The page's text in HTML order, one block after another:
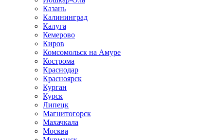
Казань
Калининград
Калуга
Кемерово
Киров
Комсомольск на Амуре
Кострома
Краснодар
Красноярск
Курган
Курск
Липецк
Магнитогорск
Махачкала
Москва